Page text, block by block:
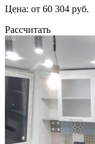
Цена: от 60 304 руб.
Рассчитать